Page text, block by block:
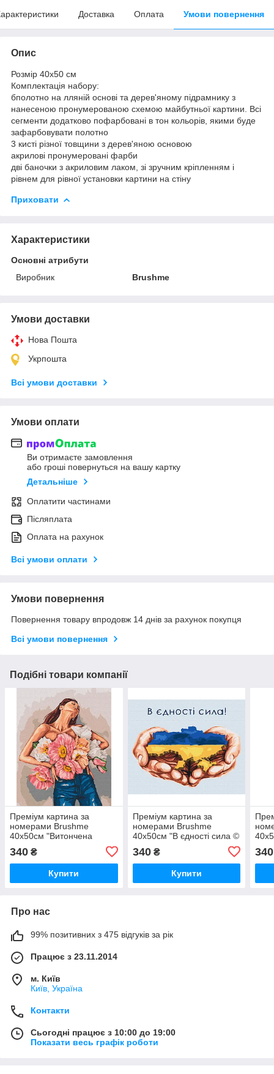
Доставка Оплата Умови повернення
Опис
Розмір 40x50 см
Комплектація набору:
бполотно на лляній основі та дерев'яному підрамнику з
нанесеною пронумерованою схемою майбутньої картини. Всі
сегменти додатково пофарбовані в тон кольорів, якими буде
зафарбовувати полотно
3 кисті різної товщини з дерев'яною основою
акрилові пронумеровані фарби
дві баночки з акриловим лаком, зі зручним кріпленням і
рівнем для рівної установки картини на стіну
Приховати
Характеристики
Основні атрибути
Виробник
Brushme
Умови доставки
Нова Пошта
Укрпошта
Всі умови доставки
Умови оплати
Ви отримаєте замовлення
або гроші повернуться на вашу картку
Детальніше
Оплатити частинами
Післяплата
Оплата на рахунок
Всі умови оплати
Умови повернення
Повернення товару впродовж 14 днів за рахунок покупця
Всі умови повернення
Подібні товари компанії
Преміум картина за
номерами Brushme
40x50см "Витончена
Daria" PBS53569
340 ₴
Купити
Преміум картина за
номерами Brushme
40x50см "В єдності сила ©
PBS53080
340₴
Купити
340
Про нас
99% позитивних з 475 відгуків за рік
Працює з 23.11.2014
м. Київ
Київ, Україна
Контакти
Сьогодні працює з 10:00 до 19:00
Показати весь графік роботи